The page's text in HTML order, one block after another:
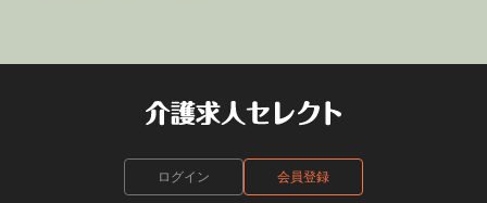
ログイン 会員登録